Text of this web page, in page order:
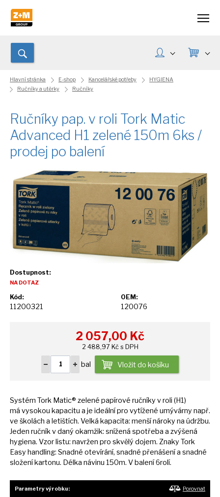
Hlavní stránka E-shop Kancelářské potřeby
HYGIENA
Ručníky a utěrky
Ručníky
Ručníky pap. v roli Tork Matic
Advanced H1 zelené 150m 6ks /
prodej po balení
Dostupnost:
NA DOTAZ
Kód:
11200321
OEM:
120076
2 057,00 Kč
2 488,97 Kč s DPH
bal Vložit do košíku
Systém Tork Matic® zelené papírové ručníkyvroli (H1)
má vysokou kapacitu a je ideální pro vytížené umývárny např.
ve školách a letištích. Velká kapacita: menší nárokyna údržbu.
Jeden ručníkvdaný okamžik: snížená spotřeba a zvýšená
hygiena. Vzor listu: navržen pro skvělý dojem. Znaky Tork
Easy handling: Snadné otevírání, snadné přenášenía snadné
složení kartonu. Délka návinu 150m. Vbalení 6rolí.
Parametry výrobku: Porovnat